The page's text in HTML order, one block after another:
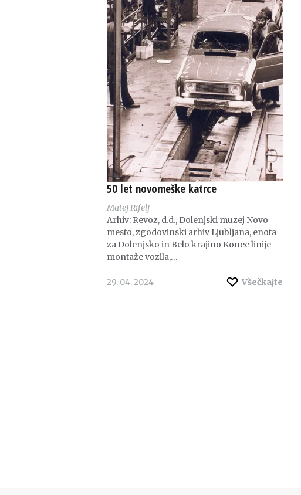
50 let novomeške katrce
Matej Rifelj
Arhiv: Revoz, d.d., Dolenjski muzej Novo
mesto, zgodovinski arhiv Ljubljana, enota
za Dolenjsko in Belo krajino Konec linije
montaže vozila,…
Všečkajte
29. 04. 2024